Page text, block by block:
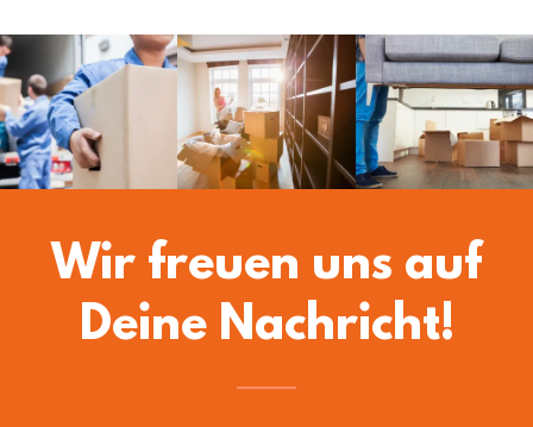
Wir freuen uns auf
Deine Nachricht!